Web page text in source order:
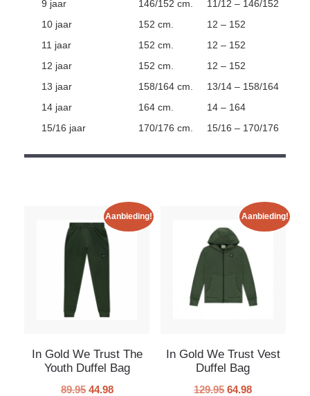
9 jaar 146/152 cm.
11/12 – 146/152
10 jaar
152 cm.
12 – 152
11 jaar
152 cm.
12 – 152
12 jaar
152 cm.
12 – 152
13 jaar
158/164 cm.
13/14 – 158/164
14 jaar
164 cm.
14 – 164
15/16 jaar
170/176 cm. 15/16 – 170/176
Aanbieding!
In Gold We Trust The
Youth Duffel Bag
89.95 44.98
Aanbieding!
In Gold We Trust Vest
Duffel Bag
129.95 64.98